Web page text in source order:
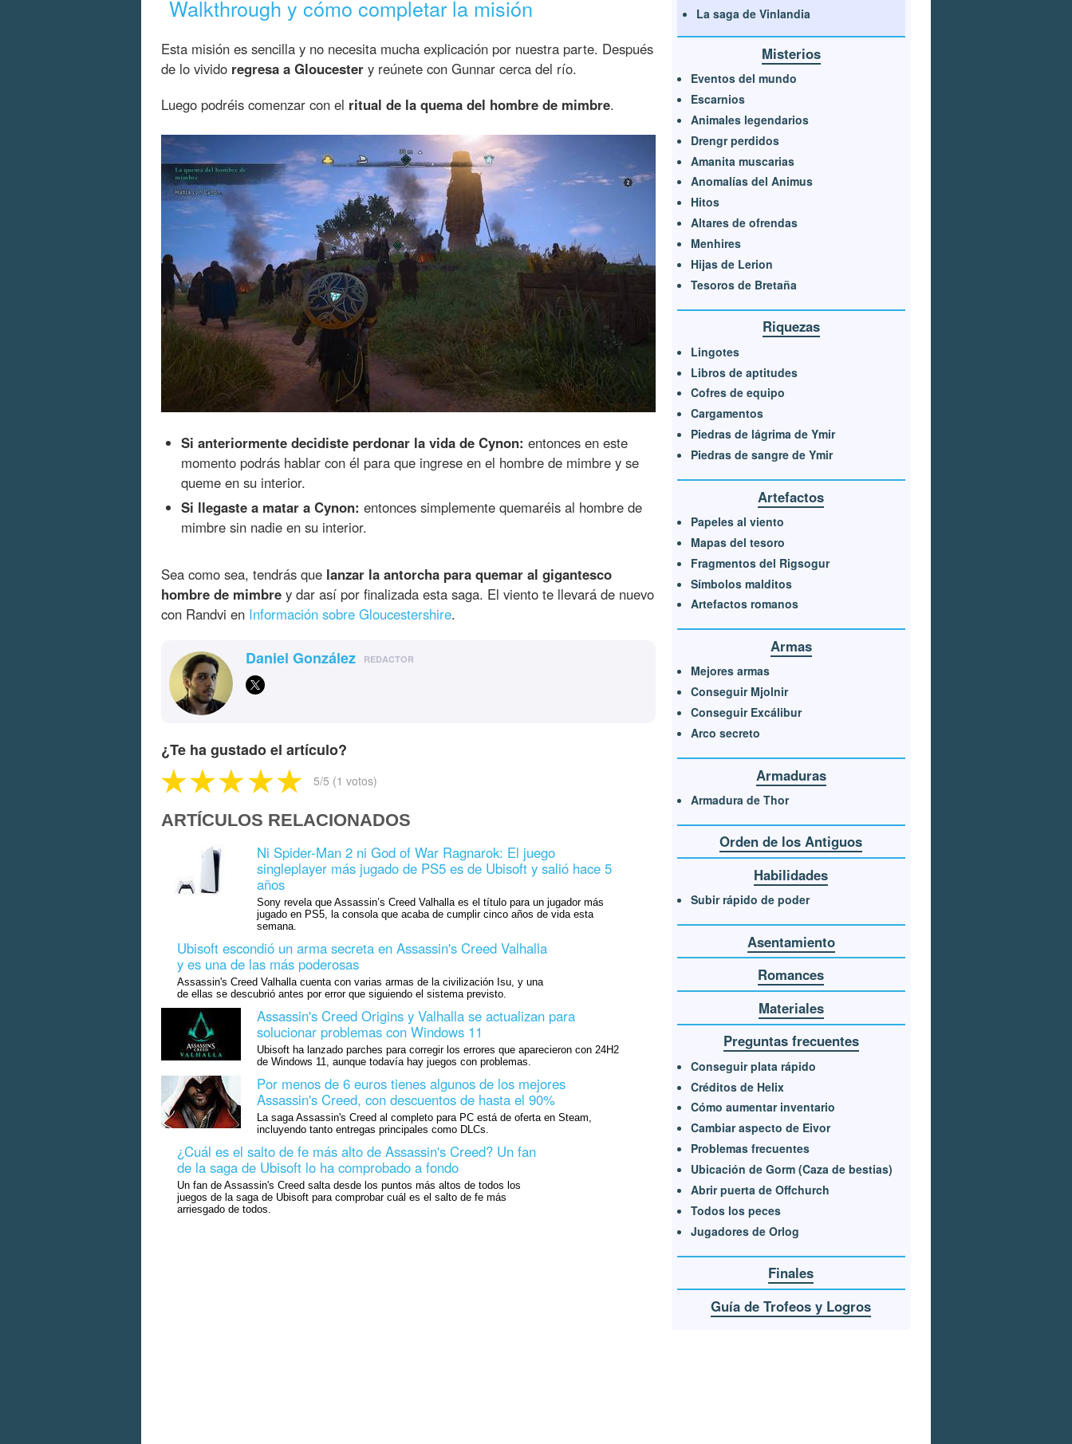
Walkthrough y cómo completar la misión
Esta misión es sencilla y no necesita mucha explicación por nuestra parte. Después
de lo vivido regresa a Gloucester y reúnete con Gunnar cerca del río.
Luego podréis comenzar con el ritual de la quema del hombre de mimbre.
Si anteriormente decidiste perdonar la vida de Cynon: entonces en este
momento podrás hablar con él para que ingrese en el hombre de mimbre y se
queme en su interior.
Si llegaste a matar a Cynon: entonces simplemente quemaréis al hombre de
mimbre sin nadie en su interior.
Sea como sea, tendrás que lanzar la antorcha para quemar al gigantesco
hombre de mimbre y dar así por finalizada esta saga. El viento te llevará de nuevo
con Randvi en Información sobre Gloucestershire.
Daniel González REDACTOR
¿Te ha gustado el artículo?
5/5 (1 votos)
ARTÍCULOS RELACIONADOS
Ni Spider-Man 2 ni God of War Ragnarok: El juego
singleplayer más jugado de PS5 es de Ubisoft y salió hace 5
años
Sony revela que Assassin’s Creed Valhalla es el título para un jugador más
jugado en PS5, la consola que acaba de cumplir cinco años de vida esta
semana.
Ubisoft escondió un arma secreta en Assassin's Creed Valhalla
y es una de las más poderosas
Assassin's Creed Valhalla cuenta con varias armas de la civilización Isu, y una
de ellas se descubrió antes por error que siguiendo el sistema previsto.
Assassin's Creed Origins y Valhalla se actualizan para
solucionar problemas con Windows 11
Ubisoft ha lanzado parches para corregir los errores que aparecieron con 24H2
de Windows 11, aunque todavía hay juegos con problemas.
Por menos de 6 euros tienes algunos de los mejores
Assassin's Creed, con descuentos de hasta el 90%
La saga Assassin's Creed al completo para PC está de oferta en Steam,
incluyendo tanto entregas principales como DLCs.
¿Cuál es el salto de fe más alto de Assassin's Creed? Un fan
de la saga de Ubisoft lo ha comprobado a fondo
Un fan de Assassin's Creed salta desde los puntos más altos de todos los
juegos de la saga de Ubisoft para comprobar cuál es el salto de fe más
arriesgado de todos.
La saga de Vinlandia
Misterios
Eventos del mundo
Escarnios
Animales legendarios
Drengr perdidos
Amanita muscarias
Anomalías del Animus
Hitos
Altares de ofrendas
Menhires
Hijas de Lerion
Tesoros de Bretaña
Riquezas
Lingotes
Libros de aptitudes
Cofres de equipo
Cargamentos
Piedras de lágrima de Ymir
Piedras de sangre de Ymir
Artefactos
Papeles al viento
Mapas del tesoro
Fragmentos del Rigsogur
Símbolos malditos
Artefactos romanos
Armas
Mejores armas
Conseguir Mjolnir
Conseguir Excálibur
Arco secreto
Armaduras
Armadura de Thor
Orden de los Antiguos
Habilidades
Subir rápido de poder
Asentamiento
Romances
Materiales
Preguntas frecuentes
Conseguir plata rápido
Créditos de Helix
Cómo aumentar inventario
Cambiar aspecto de Eivor
Problemas frecuentes
Ubicación de Gorm (Caza de bestias)
Abrir puerta de Offchurch
Todos los peces
Jugadores de Orlog
Finales
Guía de Trofeos y Logros